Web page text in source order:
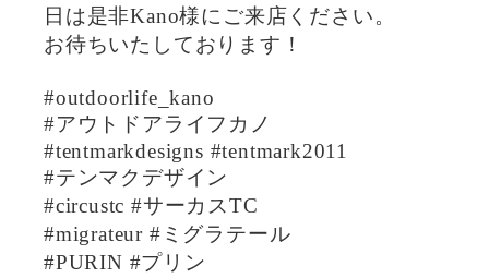
日は是非Kano様にご来店ください。
お待ちいたしております！
#outdoorlife_kano
#アウトドアライフカノ
#tentmarkdesigns #tentmark2011
#テンマクデザイン
#circustc #サーカスTC
#migrateur #ミグラテール
#PURIN #プリン